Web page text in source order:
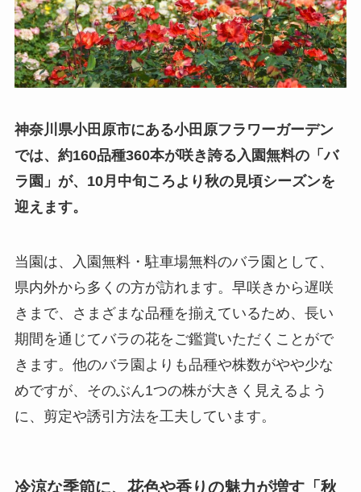
神奈川県小田原市にある小田原フラワーガーデン
では、約160品種360本が咲き誇る入園無料の「バ
ラ園」が、10月中旬ころより秋の見頃シーズンを
迎えます。
当園は、入園無料・駐車場無料のバラ園として、
県内外から多くの方が訪れます。早咲きから遅咲
きまで、さまざまな品種を揃えているため、長い
期間を通じてバラの花をご鑑賞いただくことがで
きます。他のバラ園よりも品種や株数がやや少な
めですが、そのぶん1つの株が大きく見えるよう
に、剪定や誘引方法を工夫しています。
冷涼な季節に、花色や香りの魅力が増す「秋